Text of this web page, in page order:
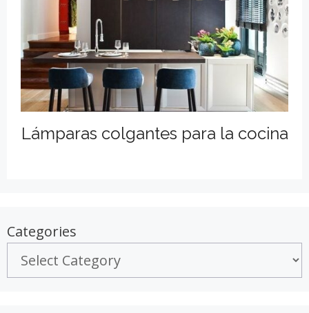
Lámparas colgantes para la cocina
Categories